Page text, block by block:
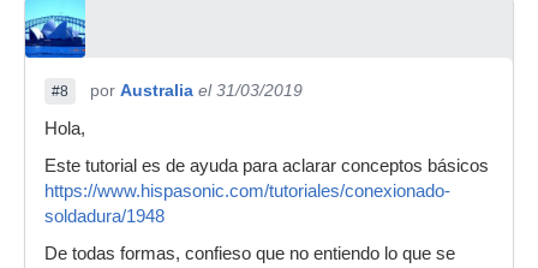
#8 por Australia el 31/03/2019
Hola,
Este tutorial es de ayuda para aclarar conceptos básicos
https://www.hispasonic.com/tutoriales/conexionado-
soldadura/1948
De todas formas, confieso que no entiendo lo que se